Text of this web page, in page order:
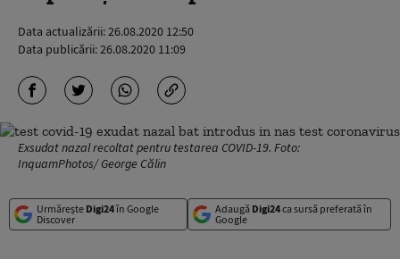
Data actualizării:26.08.2020 12:50
Data publicării:26.08.2020 11:09
Exsudat nazal recoltat pentru testarea COVID-19. Foto:
InquamPhotos/ George Călin
Urmărește Digi24în Google
Discover
Adaugă Digi24ca sursă preferată în
Google